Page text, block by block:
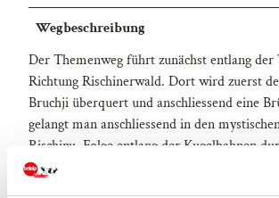
Wegbeschreibung
Der Themenweg führt zunächst entlang
Richtung Rischinerwald. Dort wird zuerst
Bruchji überquert und anschliessend eine
gelangt man anschliessend in den
Rischinu. Folge entlang der Kugelbahnen
Rischinerwald zum Park'nRide Stalden im